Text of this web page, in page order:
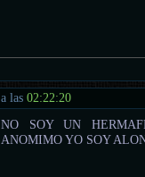
a las02:22:20
NO SOY UN
ANOMIMO YO SOY